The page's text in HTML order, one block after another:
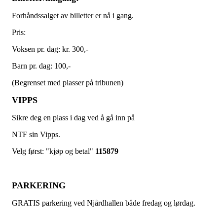
Forhåndssalget av billetter er nå i gang.
Pris:
Voksen pr. dag: kr. 300,-
Barn pr. dag: 100,-
(Begrenset med plasser på tribunen)
VIPPS
Sikre deg en plass i dag ved å gå inn på
NTF sin Vipps.
Velg først: "kjøp og betal" 115879
PARKERING
GRATIS parkering ved Njårdhallen både fredag og lørdag.